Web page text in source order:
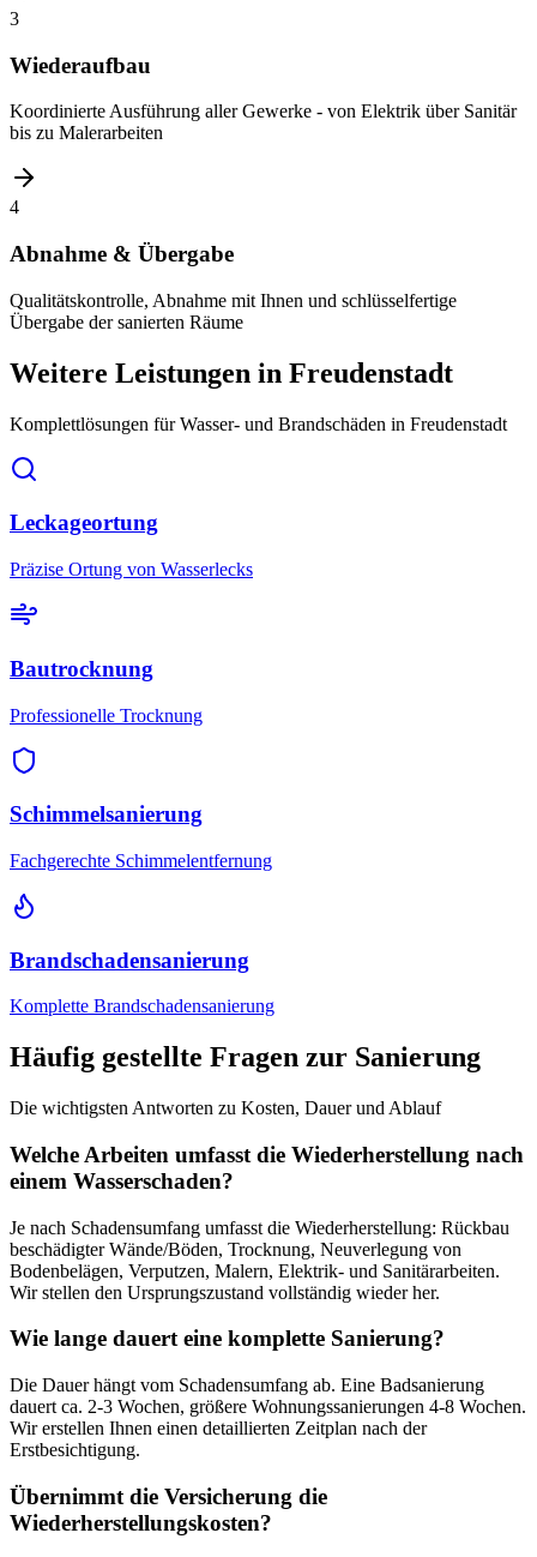
3
Wiederaufbau
Koordinierte Ausführung aller Gewerke - von Elektrik über Sanitär
bis zu Malerarbeiten
4
Abnahme & Übergabe
Qualitätskontrolle, Abnahme mit Ihnen und schlüsselfertige
Übergabe der sanierten Räume
Weitere Leistungen in Freudenstadt
Komplettlösungen für Wasser- und Brandschäden in Freudenstadt
Leckageortung
Präzise Ortung von Wasserlecks
Bautrocknung
Professionelle Trocknung
Schimmelsanierung
Fachgerechte Schimmelentfernung
Brandschadensanierung
Komplette Brandschadensanierung
Häufig gestellte Fragen zur Sanierung
Die wichtigsten Antworten zu Kosten, Dauer und Ablauf
Welche Arbeiten umfasst die Wiederherstellung nach
einem Wasserschaden?
Je nach Schadensumfang umfasst die Wiederherstellung: Rückbau
beschädigter Wände/Böden, Trocknung, Neuverlegung von
Bodenbelägen, Verputzen, Malern, Elektrik- und Sanitärarbeiten.
Wir stellen den Ursprungszustand vollständig wieder her.
Wie lange dauert eine komplette Sanierung?
Die Dauer hängt vom Schadensumfang ab. Eine Badsanierung
dauert ca. 2-3 Wochen, größere Wohnungssanierungen 4-8 Wochen.
Wir erstellen Ihnen einen detaillierten Zeitplan nach der
Erstbesichtigung.
Übernimmt die Versicherung die
Wiederherstellungskosten?